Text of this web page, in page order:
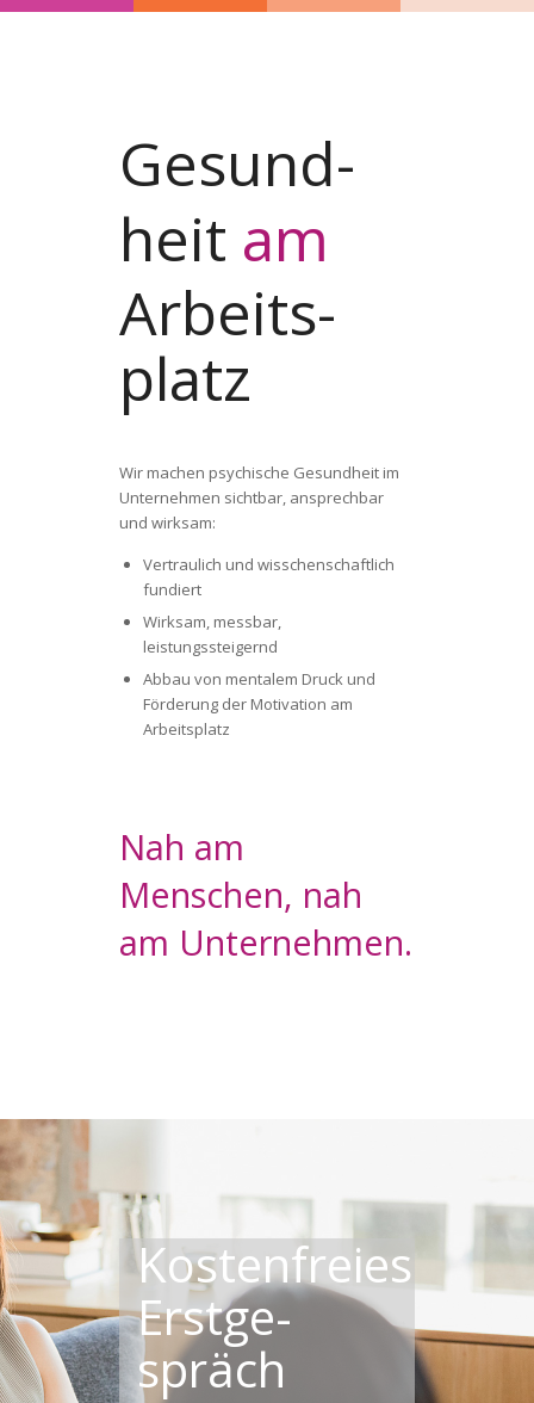
Gesund­
heit am
Arbeits­
platz
Wir machen psychische Gesundheit im
Unternehmen sichtbar, ansprechbar
und wirksam:
Vertraulich und wisschenschaftlich
fundiert
Wirksam, messbar,
leistungssteigernd
Abbau von mentalem Druck und
Förderung der Motivation am
Arbeitsplatz
Nah am
Menschen, nah
am Unternehmen.
Kosten­­freies
Erst­­ge­­
spräch